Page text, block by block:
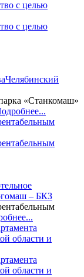
с целью
Челябинский
«Станкомаш»
– БКЗ
области и